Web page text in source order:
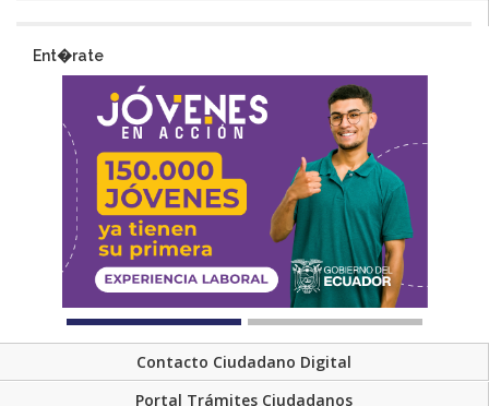
Ent�rate
Contacto Ciudadano Digital
Portal Trámites Ciudadanos